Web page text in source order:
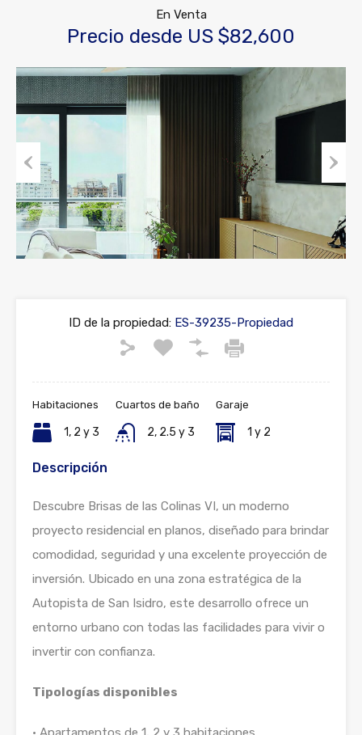
En Venta
Precio desde US $82,600
Previous
ID de la propiedad: ES-39235-Propiedad
Habitaciones
1, 2 y 3
Cuartos de baño
2, 2.5 y 3
Garaje
1 y 2
Descripción
Descubre Brisas de las Colinas VI, un moderno
proyecto residencial en planos, diseñado para brindar
comodidad, seguridad y una excelente proyección de
inversión. Ubicado en una zona estratégica de la
Autopista de San Isidro, este desarrollo ofrece un
entorno urbano con todas las facilidades para vivir o
invertir con confianza.
Tipologías disponibles